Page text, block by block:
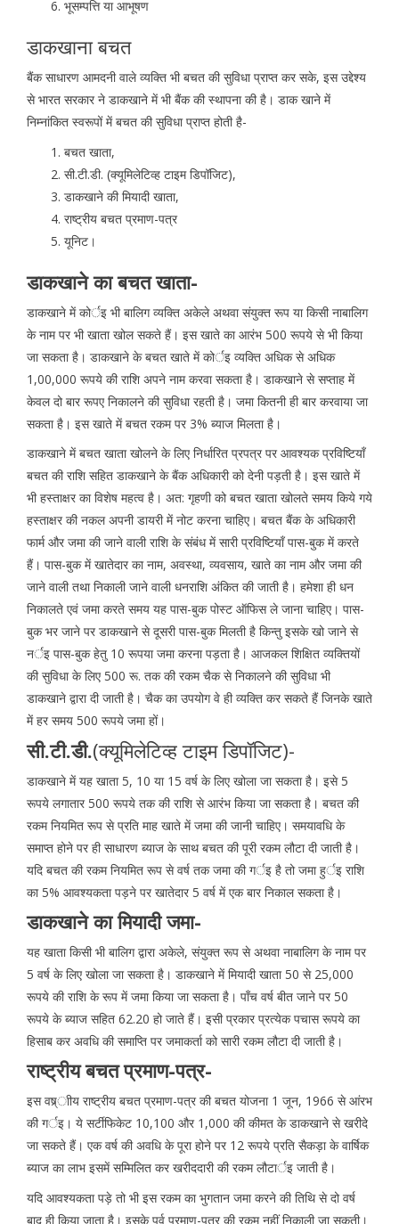
भूसम्पत्ति या आभूषण
डाकखाना बचत
बैंक साधारण आमदनी वाले व्यक्ति भी बचत की सुविधा प्राप्त कर सके, इस उद्देश्य
से भारत सरकार ने डाकखाने में भी बैंक की स्थापना की है। डाक खाने में
निम्नांकित स्वरूपों में बचत की सुविधा प्राप्त होती है-
बचत खाता,
सी.टी.डी. (क्यूमिलेटिव्ह टाइम डिपॉजिट),
डाकखाने की मियादी खाता,
राष्ट्रीय बचत प्रमाण-पत्र
यूनिट।
डाकखाने का बचत खाता-
डाकखाने में कोर्इ भी बालिग व्यक्ति अकेले अथवा संयुक्त रूप या किसी नाबालिग
के नाम पर भी खाता खोल सकते हैं। इस खाते का आरंभ 500 रूपये से भी किया
जा सकता है। डाकखाने के बचत खाते में कोर्इ व्यक्ति अधिक से अधिक
1,00,000 रूपये की राशि अपने नाम करवा सकता है। डाकखाने से सप्ताह में
केवल दो बार रूपए निकालने की सुविधा रहती है। जमा कितनी ही बार करवाया जा
सकता है। इस खाते में बचत रकम पर 3% ब्याज मिलता है।
डाकखाने में बचत खाता खोलने के लिए निर्धारित प्रपत्र पर आवश्यक प्रविष्टियॉं
बचत की राशि सहित डाकखाने के बैंक अधिकारी को देनी पड़ती है। इस खाते में
भी हस्ताक्षर का विशेष महत्व है। अत: गृहणी को बचत खाता खोलते समय किये गये
हस्ताक्षर की नकल अपनी डायरी में नोट करना चाहिए। बचत बैंक के अधिकारी
फार्म और जमा की जाने वाली राशि के संबंध में सारी प्रविष्टियॉं पास-बुक में करते
हैं। पास-बुक में खातेदार का नाम, अवस्था, व्यवसाय, खाते का नाम और जमा की
जाने वाली तथा निकाली जाने वाली धनराशि अंकित की जाती है। हमेशा ही धन
निकालते एवं जमा करते समय यह पास-बुक पोस्ट ऑफिस ले जाना चाहिए। पास-
बुक भर जाने पर डाकखाने से दूसरी पास-बुक मिलती है किन्तु इसके खो जाने से
नर्इ पास-बुक हेतु 10 रूपया जमा करना पड़ता है। आजकल शिक्षित व्यक्तियों
की सुविधा के लिए 500 रू. तक की रकम चैक से निकालने की सुविधा भी
डाकखाने द्वारा दी जाती है। चैक का उपयोग वे ही व्यक्ति कर सकते हैं जिनके खाते
में हर समय 500 रूपये जमा हों।
सी.टी.डी.(क्यूमिलेटिव्ह टाइम डिपॉजिट)-
डाकखाने में यह खाता 5, 10 या 15 वर्ष के लिए खोला जा सकता है। इसे 5
रूपये लगातार 500 रूपये तक की राशि से आरंभ किया जा सकता है। बचत की
रकम नियमित रूप से प्रति माह खाते में जमा की जानी चाहिए। समयावधि के
समाप्त होने पर ही साधारण ब्याज के साथ बचत की पूरी रकम लौटा दी जाती है।
यदि बचत की रकम नियमित रूप से वर्ष तक जमा की गर्इ है तो जमा हुर्इ राशि
का 5% आवश्यकता पड़ने पर खातेदार 5 वर्ष में एक बार निकाल सकता है।
डाकखाने का मियादी जमा-
यह खाता किसी भी बालिग द्वारा अकेले, संयुक्त रूप से अथवा नाबालिग के नाम पर
5 वर्ष के लिए खोला जा सकता है। डाकखाने में मियादी खाता 50 से 25,000
रूपये की राशि के रूप में जमा किया जा सकता है। पॉंच वर्ष बीत जाने पर 50
रूपये के ब्याज सहित 62.20 हो जाते हैं। इसी प्रकार प्रत्येक पचास रूपये का
हिसाब कर अवधि की समाप्ति पर जमाकर्ता को सारी रकम लौटा दी जाती है।
राष्ट्रीय बचत प्रमाण-पत्र-
इस वष्र्ाीय राष्ट्रीय बचत प्रमाण-पत्र की बचत योजना 1 जून, 1966 से आंरभ
की गर्इ। ये सर्टीफिकेट 10,100 और 1,000 की कीमत के डाकखाने से खरीदे
जा सकते हैं। एक वर्ष की अवधि के पूरा होने पर 12 रूपये प्रति सैकड़ा के वार्षिक
ब्याज का लाभ इसमें सम्मिलित कर खरीददारी की रकम लौटार्इ जाती है।
यदि आवश्यकता पड़े तो भी इस रकम का भुगतान जमा करने की तिथि से दो वर्ष
बाद ही किया जाता है। इसके पूर्व प्रमाण-पत्र की रकम नहीं निकाली जा सकती।